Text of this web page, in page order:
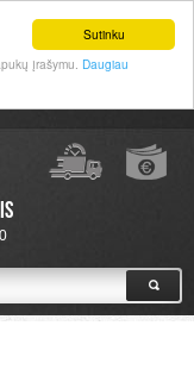
Sutinku
įrašymu. Daugiau
Prisijungti Registruotis